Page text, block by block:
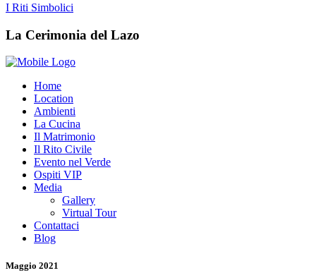
I Riti Simbolici
La Cerimonia del Lazo
Home
Location
Ambienti
La Cucina
Il Matrimonio
Il Rito Civile
Evento nel Verde
Ospiti VIP
Media
Gallery
Virtual Tour
Contattaci
Blog
Maggio 2021